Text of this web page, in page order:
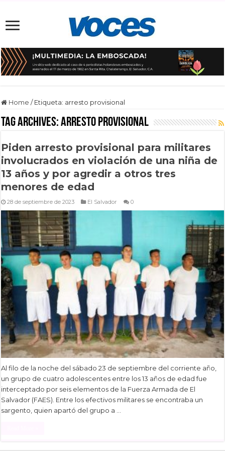
Home / Etiqueta: arresto provisional
Tag Archives:arresto provisional
Piden arresto provisional para militares
involucrados en violación de una niña de
13 años y por agredir a otros tres
menores de edad
28 de septiembre de 2023 El Salvador 0
Al filo de la noche del sábado 23 de septiembre del corriente año,
un grupo de cuatro adolescentes entre los 13 años de edad fue
interceptado por seis elementos de la Fuerza Armada de El
Salvador (FAES). Entre los efectivos militares se encontraba un
sargento, quien apartó del grupo a …